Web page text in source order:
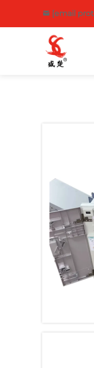
[email